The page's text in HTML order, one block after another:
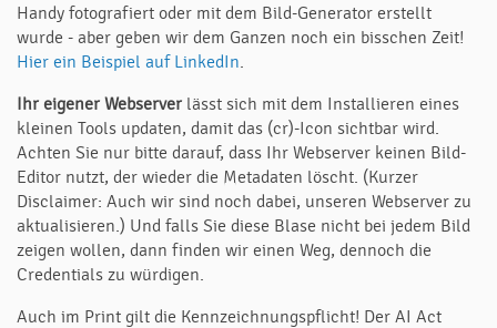
Handy fotografiert oder mit dem Bild-Generator erstellt
wurde - aber geben wir dem Ganzen noch ein bisschen Zeit!
Hier ein Beispiel auf LinkedIn.
Ihr eigener Webserver lässt sich mit dem Installieren eines
kleinen Tools updaten, damit das (cr)-Icon sichtbar wird.
Achten Sie nur bitte darauf, dass Ihr Webserver keinen Bild-
Editor nutzt, der wieder die Metadaten löscht. (Kurzer
Disclaimer: Auch wir sind noch dabei, unseren Webserver zu
aktualisieren.) Und falls Sie diese Blase nicht bei jedem Bild
zeigen wollen, dann finden wir einen Weg, dennoch die
Credentials zu würdigen.
Auch im Print gilt die Kennzeichnungspflicht! Der AI Act